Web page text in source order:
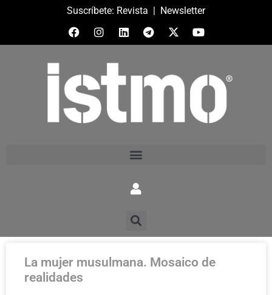
Suscríbete: Revista | Newsletter
La mujer musulmana. Mosaico de
realidades